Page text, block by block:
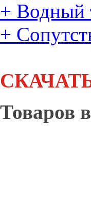
+ Водный
+
Товаров